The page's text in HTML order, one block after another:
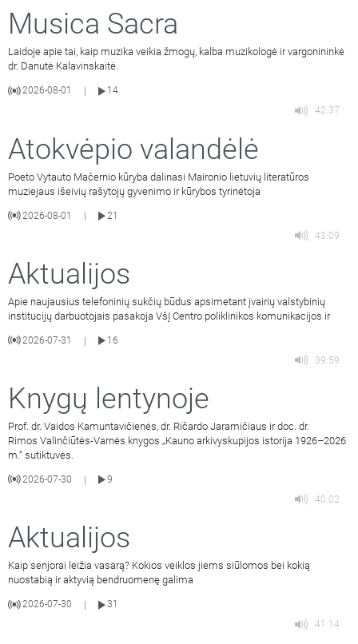
Musica Sacra
Laidoje apie tai, kaip muzika veikia žmogų, kalba muzikologė ir vargonininkė
dr. Danutė Kalavinskaitė.
2026-08-01
14
42:37
Atokvėpio valandėlė
Poeto Vytauto Mačernio kūryba dalinasi Maironio lietuvių literatūros
muziejaus išeivių rašytojų gyvenimo ir kūrybos tyrinėtoja
2026-08-01
21
43:09
Aktualijos
Apie naujausius telefoninių sukčių būdus apsimetant įvairių valstybinių
institucijų darbuotojais pasakoja VšĮ Centro poliklinikos komunikacijos ir
2026-07-31 |
16
39:59
Knygų lentynoje
Prof. dr. Vaidos Kamuntavičienės, dr. Ričardo Jaramičiaus ir doc. dr.
Rimos Valinčiūtės-Varnės knygos „Kauno arkivyskupijos istorija 1926–2026
m.“ sutiktuvės.
2026-07-30 |
9
40:02
Aktualijos
Kaip senjorai leižia vasarą? Kokios veiklos jiems siūlomos bei kokią
nuostabią ir aktyvią bendruomenę galima
2026-07-30
31
41:14